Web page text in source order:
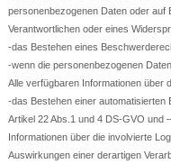
personenbezogenen Daten oder auf
Verantwortlichen oder eines
-das Bestehen eines
-wenn die personenbezogenen
Alle verfügbaren Informationen über
-das Bestehen einer automatisierten
Artikel 22 Abs.1 und 4 DS-GVO
Informationen über die involvierte
Auswirkungen einer derartigen